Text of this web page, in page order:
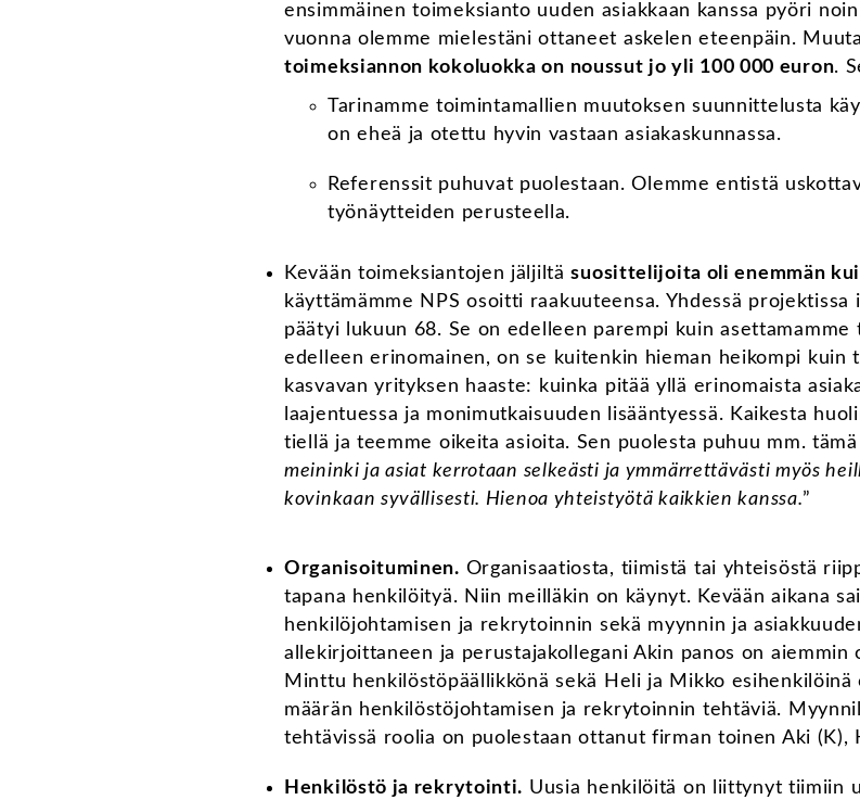
ensimmäinen toimeksianto uuden asiakkaan kanssa pyöri
vuonna olemme mielestäni ottaneet askelen eteenpäin.
toimeksiannon kokoluokka on noussut jo yli 100 000 euron.
Tarinamme toimintamallien muutoksen suunnittelusta
on eheä ja otettu hyvin vastaan asiakaskunnassa.
Referenssit puhuvat puolestaan. Olemme entistä
työnäytteiden perusteella.
Kevään toimeksiantojen jäljiltäsuosittelijoita oli enemmän
käyttämämme NPS osoitti raakuuteensa. Yhdessä
päätyi lukuun 68. Se on edelleen parempi kuin
edelleen erinomainen, on se kuitenkin hieman heikompi kuin
kasvavan yrityksen haaste: kuinka pitää yllä erinomaista
laajentuessa ja monimutkaisuuden lisääntyessä. Kaikesta
tiellä ja teemme oikeita asioita. Sen puolesta puhuu mm. tämä
meininki ja asiat kerrotaan selkeästi ja ymmärrettävästi myös
kovinkaan syvällisesti. Hienoa yhteistyötä kaikkien kanssa.”
Organisoituminen. Organisaatiosta, tiimistä tai yhteisöstä
tapana henkilöityä. Niin meilläkin on käynyt. Kevään aikana
henkilöjohtamisen ja rekrytoinnin sekä myynnin ja
allekirjoittaneen ja perustajakollegani Akin panos on
Minttu henkilöstöpäällikkönä sekä Heli ja Mikko
määrän henkilöstöjohtamisen ja rekrytoinnin tehtäviä.
tehtävissä roolia on puolestaan ottanut firman toinen Aki (K),
Henkilöstö ja rekrytointi. Uusia henkilöitä on liittynyt tiimiin